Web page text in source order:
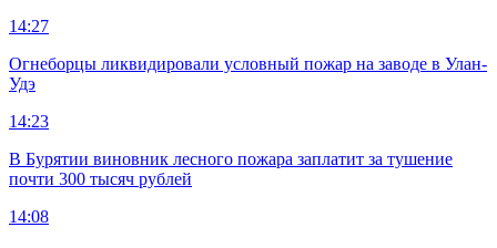
14:27
Огнеборцы ликвидировали условный пожар на заводе в Улан-
Удэ
14:23
В Бурятии виновник лесного пожара заплатит за тушение
почти 300 тысяч рублей
14:08